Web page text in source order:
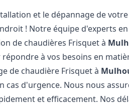
et le dépannage de
! Notre équipe d'experts
de chaudières Frisquet à
à vos besoins en
de chaudière Frisquet à
d'urgence. Nous nous
et efficacement. Nos